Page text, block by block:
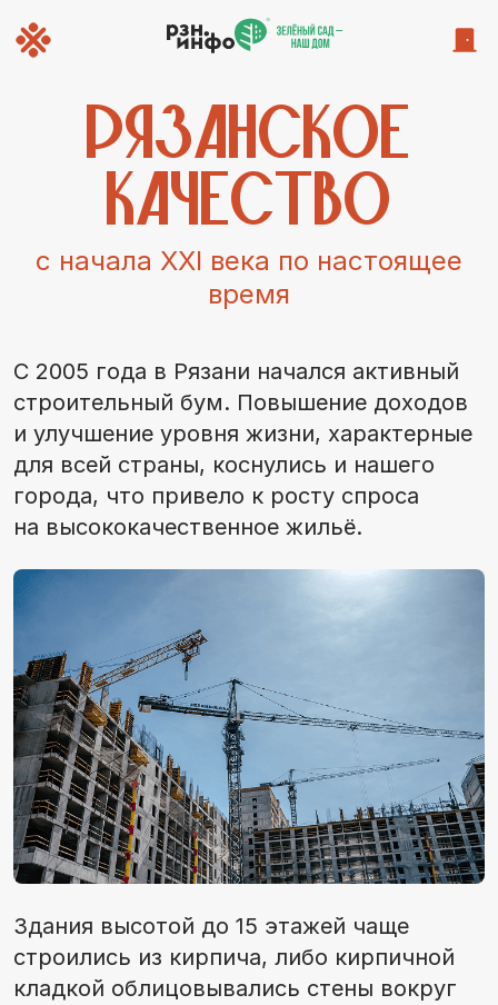
Рязанское
качество
с начала XXI века по настоящее
время
С 2005 года в Рязани начался активный
строительный бум. Повышение доходов
и улучшение уровня жизни, характерные
для всей страны, коснулись и нашего
города, что привело к росту спроса
на высококачественное жильё.
Здания высотой до 15 этажей чаще
строились из кирпича, либо кирпичной
кладкой облицовывались стены вокруг